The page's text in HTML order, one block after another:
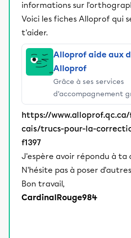
informations sur
Voici les fiches Alloprof qui
t'aider.
Alloprof aide aux
Alloprof
Grâce à ses services
d’accompagnement
stimulants, Alloprof
et leurs parents dans
éducative.
https://
cais/trucs-pour-la-
f1397
J'espère avoir répondu à ta
N'hésite pas à poser
Bon travail,
CardinalRouge984